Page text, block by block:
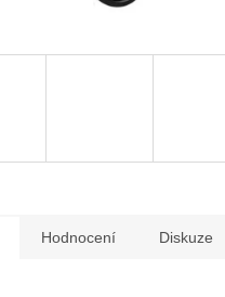
Hodnocení Diskuze